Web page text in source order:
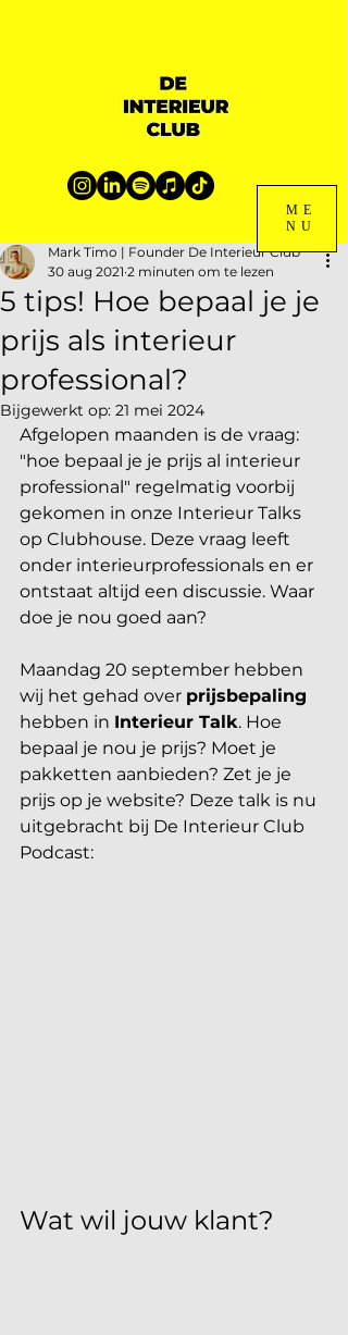
ME
NU
5 tips! Hoe bepaal je je
prijs als interieur
professional?
Mark Timo | Founder De Interieur Club
30 aug 2021 2 minuten om te lezen
Bijgewerkt op: 21 mei 2024
Afgelopen maanden is de vraag:
"hoe bepaal je je prijs al interieur
professional" regelmatig voorbij
gekomen in onze Interieur Talks
op Clubhouse. Deze vraag leeft
onder interieurprofessionals en er
ontstaat altijd een discussie. Waar
doe je nou goed aan?
Maandag 20 september hebben
wij het gehad over prijsbepaling
hebben in Interieur Talk. Hoe
bepaal je nou je prijs? Moet je
pakketten aanbieden? Zet je je
prijs op je website? Deze talk is nu
uitgebracht bij De Interieur Club
Podcast:
Wat wil jouw klant?